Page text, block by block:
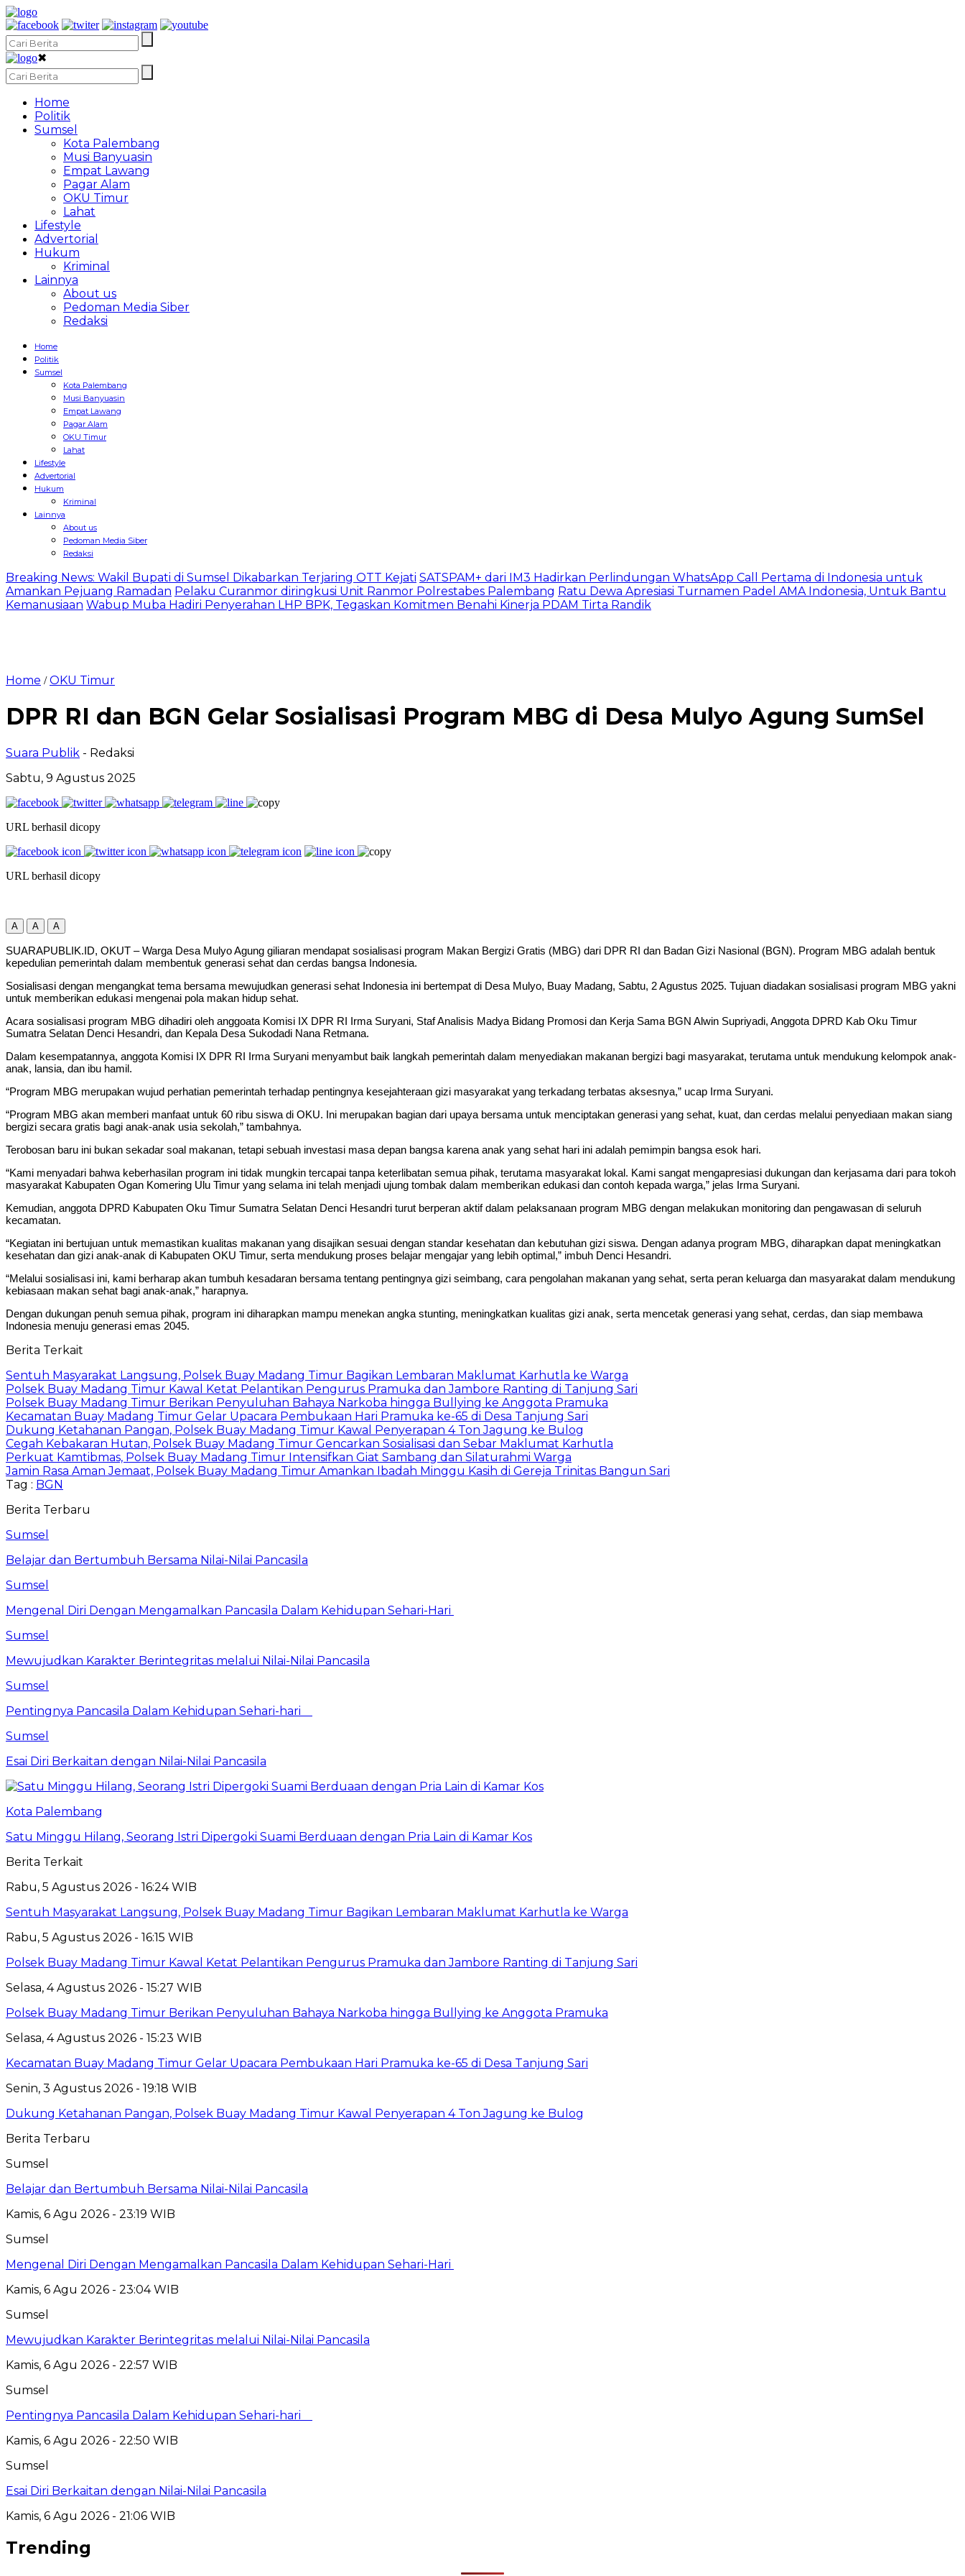
✖
Home
Politik
Sumsel
Kota Palembang
Musi Banyuasin
Empat Lawang
Pagar Alam
OKU Timur
Lahat
Lifestyle
Advertorial
Hukum
Kriminal
Lainnya
About us
Pedoman Media Siber
Redaksi
Home
Politik
Sumsel
Kota Palembang
Musi Banyuasin
Empat Lawang
Pagar Alam
OKU Timur
Lahat
Lifestyle
Advertorial
Hukum
Kriminal
Lainnya
About us
Pedoman Media Siber
Redaksi
Breaking News: Wakil Bupati di Sumsel Dikabarkan Terjaring OTT Kejati SATSPAM+ dari IM3 Hadirkan Perlindungan WhatsApp Call Pertama di Indonesia untuk
Amankan Pejuang Ramadan Pelaku Curanmor diringkusi Unit Ranmor Polrestabes Palembang Ratu Dewa Apresiasi Turnamen Padel AMA Indonesia, Untuk Bantu
Kemanusiaan Wabup Muba Hadiri Penyerahan LHP BPK, Tegaskan Komitmen Benahi Kinerja PDAM Tirta Randik
Home /OKU Timur
DPR RI dan BGN Gelar Sosialisasi Program MBG di Desa Mulyo Agung SumSel
Suara Publik - Redaksi
Sabtu, 9 Agustus 2025
URL berhasil dicopy
URL berhasil dicopy
A A A
SUARAPUBLIK.ID, OKUT – Warga Desa Mulyo Agung giliaran mendapat sosialisasi program Makan Bergizi Gratis (MBG) dari DPR RI dan Badan Gizi Nasional (BGN). Program MBG adalah bentuk
kepedulian pemerintah dalam membentuk generasi sehat dan cerdas bangsa Indonesia.
Sosialisasi dengan mengangkat tema bersama mewujudkan generasi sehat Indonesia ini bertempat di Desa Mulyo, Buay Madang, Sabtu, 2 Agustus 2025. Tujuan diadakan sosialisasi program MBG yakni
untuk memberikan edukasi mengenai pola makan hidup sehat.
Acara sosialisasi program MBG dihadiri oleh anggoata Komisi IX DPR RI Irma Suryani, Staf Analisis Madya Bidang Promosi dan Kerja Sama BGN Alwin Supriyadi, Anggota DPRD Kab Oku Timur
Sumatra Selatan Denci Hesandri, dan Kepala Desa Sukodadi ⁠Nana Retmana.
Dalam kesempatannya, anggota Komisi IX DPR RI Irma Suryani menyambut baik langkah pemerintah dalam menyediakan makanan bergizi bagi masyarakat, terutama untuk mendukung kelompok anak-
anak, lansia, dan ibu hamil.
“Program MBG merupakan wujud perhatian pemerintah terhadap pentingnya kesejahteraan gizi masyarakat yang terkadang terbatas aksesnya,” ucap Irma Suryani.
“Program MBG akan memberi manfaat untuk 60 ribu siswa di OKU. Ini merupakan bagian dari upaya bersama untuk menciptakan generasi yang sehat, kuat, dan cerdas melalui penyediaan makan siang
bergizi secara gratis bagi anak-anak usia sekolah,” tambahnya.
Terobosan baru ini bukan sekadar soal makanan, tetapi sebuah investasi masa depan bangsa karena anak yang sehat hari ini adalah pemimpin bangsa esok hari.
“Kami menyadari bahwa keberhasilan program ini tidak mungkin tercapai tanpa keterlibatan semua pihak, terutama masyarakat lokal. Kami sangat mengapresiasi dukungan dan kerjasama dari para tokoh
masyarakat Kabupaten Ogan Komering Ulu Timur yang selama ini telah menjadi ujung tombak dalam memberikan edukasi dan contoh kepada warga,” jelas Irma Suryani.
Kemudian, anggota DPRD Kabupaten Oku Timur Sumatra Selatan Denci Hesandri turut berperan aktif dalam pelaksanaan program MBG dengan melakukan monitoring dan pengawasan di seluruh
kecamatan.
“Kegiatan ini bertujuan untuk memastikan kualitas makanan yang disajikan sesuai dengan standar kesehatan dan kebutuhan gizi siswa. Dengan adanya program MBG, diharapkan dapat meningkatkan
kesehatan dan gizi anak-anak di Kabupaten OKU Timur, serta mendukung proses belajar mengajar yang lebih optimal,” imbuh Denci Hesandri.
“Melalui sosialisasi ini, kami berharap akan tumbuh kesadaran bersama tentang pentingnya gizi seimbang, cara pengolahan makanan yang sehat, serta peran keluarga dan masyarakat dalam mendukung
kebiasaan makan sehat bagi anak-anak,” harapnya.
Dengan dukungan penuh semua pihak, program ini diharapkan mampu menekan angka stunting, meningkatkan kualitas gizi anak, serta mencetak generasi yang sehat, cerdas, dan siap membawa
Indonesia menuju generasi emas 2045.
Berita Terkait
Sentuh Masyarakat Langsung, Polsek Buay Madang Timur Bagikan Lembaran Maklumat Karhutla ke Warga
Polsek Buay Madang Timur Kawal Ketat Pelantikan Pengurus Pramuka dan Jambore Ranting di Tanjung Sari
Polsek Buay Madang Timur Berikan Penyuluhan Bahaya Narkoba hingga Bullying ke Anggota Pramuka
Kecamatan Buay Madang Timur Gelar Upacara Pembukaan Hari Pramuka ke-65 di Desa Tanjung Sari
Dukung Ketahanan Pangan, Polsek Buay Madang Timur Kawal Penyerapan 4 Ton Jagung ke Bulog
Cegah Kebakaran Hutan, Polsek Buay Madang Timur Gencarkan Sosialisasi dan Sebar Maklumat Karhutla
Perkuat Kamtibmas, Polsek Buay Madang Timur Intensifkan Giat Sambang dan Silaturahmi Warga
Jamin Rasa Aman Jemaat, Polsek Buay Madang Timur Amankan Ibadah Minggu Kasih di Gereja Trinitas Bangun Sari
Tag : BGN
Berita Terbaru
Sumsel
Belajar dan Bertumbuh Bersama Nilai-Nilai Pancasila
Sumsel
Mengenal Diri Dengan Mengamalkan Pancasila Dalam Kehidupan Sehari-Hari
Sumsel
Mewujudkan Karakter Berintegritas melalui Nilai-Nilai Pancasila
Sumsel
Pentingnya Pancasila Dalam Kehidupan Sehari-hari
Sumsel
Esai Diri Berkaitan dengan Nilai-Nilai Pancasila
Kota Palembang
Satu Minggu Hilang, Seorang Istri Dipergoki Suami Berduaan dengan Pria Lain di Kamar Kos
Berita Terkait
Rabu, 5 Agustus 2026 - 16:24 WIB
Sentuh Masyarakat Langsung, Polsek Buay Madang Timur Bagikan Lembaran Maklumat Karhutla ke Warga
Rabu, 5 Agustus 2026 - 16:15 WIB
Polsek Buay Madang Timur Kawal Ketat Pelantikan Pengurus Pramuka dan Jambore Ranting di Tanjung Sari
Selasa, 4 Agustus 2026 - 15:27 WIB
Polsek Buay Madang Timur Berikan Penyuluhan Bahaya Narkoba hingga Bullying ke Anggota Pramuka
Selasa, 4 Agustus 2026 - 15:23 WIB
Kecamatan Buay Madang Timur Gelar Upacara Pembukaan Hari Pramuka ke-65 di Desa Tanjung Sari
Senin, 3 Agustus 2026 - 19:18 WIB
Dukung Ketahanan Pangan, Polsek Buay Madang Timur Kawal Penyerapan 4 Ton Jagung ke Bulog
Berita Terbaru
Sumsel
Belajar dan Bertumbuh Bersama Nilai-Nilai Pancasila
Kamis, 6 Agu 2026 - 23:19 WIB
Sumsel
Mengenal Diri Dengan Mengamalkan Pancasila Dalam Kehidupan Sehari-Hari
Kamis, 6 Agu 2026 - 23:04 WIB
Sumsel
Mewujudkan Karakter Berintegritas melalui Nilai-Nilai Pancasila
Kamis, 6 Agu 2026 - 22:57 WIB
Sumsel
Pentingnya Pancasila Dalam Kehidupan Sehari-hari
Kamis, 6 Agu 2026 - 22:50 WIB
Sumsel
Esai Diri Berkaitan dengan Nilai-Nilai Pancasila
Kamis, 6 Agu 2026 - 21:06 WIB
Trending